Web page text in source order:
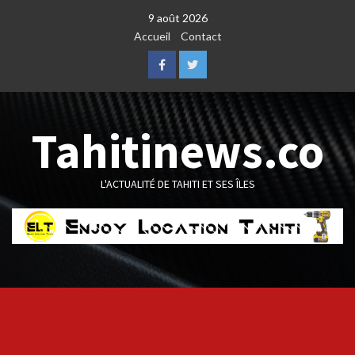
9 août 2026
Accueil
Contact
FacebookTwitter
Tahitinews.co
L'ACTUALITÉ DE TAHITI ET SES ÎLES